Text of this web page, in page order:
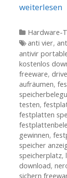
weiterlesen
Kategorien
Hardware-
Tags
anti vier,
antivir
kostenlos
freeware,
aufräumen,
testen,
festplatten
gewinnen,
speicher
speicherplatz,
download,
sichern